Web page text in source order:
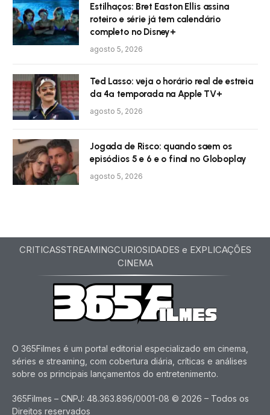
Estilhaços: Bret Easton Ellis assina
roteiro e série já tem calendário
completo no Disney+
agosto 5, 2026
Ted Lasso: veja o horário real de estreia
da 4ª temporada na Apple TV+
agosto 5, 2026
Jogada de Risco: quando saem os
episódios 5 e 6 e o final no Globoplay
agosto 5, 2026
CRITICASSTREAMINGCURIOSIDADES e EXPLICAÇÕES
CINEMA
O 365Filmes é um portal editorial especializado em cinema,
séries e streaming, com cobertura diária, críticas e análises
sobre os principais lançamentos do entretenimento.
365Filmes – CNPJ: 48.363.896/0001-08 © 2026 – Todos os
Direitos reservados